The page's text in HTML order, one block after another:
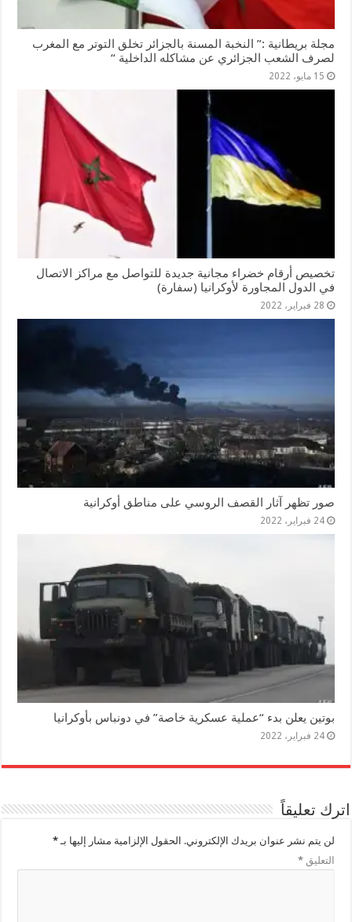
مجلة بريطانية :” النخبة المسنة بالجزائر تخلق التوتر مع المغرب
لصرف الشعب الجزائري عن مشاكله الداخلية “
15 مايو، 2022
تخصيص أرقام خضراء مجانية جديدة للتواصل مع مراكز الاتصال
في الدول المجاورة لأوكرانيا (سفارة)
28 فبراير، 2022
صور تظهر آثار القصف الروسي على مناطق أوكرانية
24 فبراير، 2022
بوتين يعلن بدء “عملية عسكرية خاصة” في دونباس بأوكرانيا
24 فبراير، 2022
اترك تعليقاً
لن يتم نشر عنوان بريدك الإلكتروني. الحقول الإلزامية مشار إليها بـ*
التعليق*